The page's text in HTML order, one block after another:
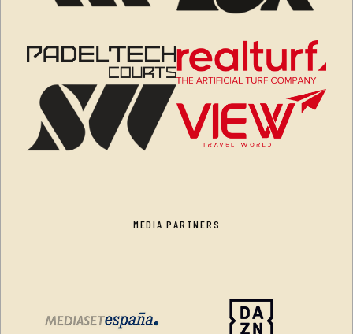
MEDIA PARTNERS